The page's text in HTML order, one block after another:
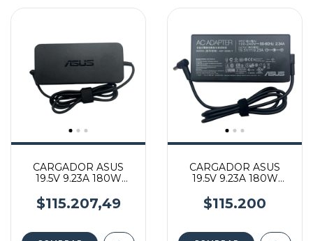
CARGADOR ASUS
19.5V 9.23A 180W
$115.207,49
CARGADOR ASUS
19.5V 9.23A 180W
$115.200